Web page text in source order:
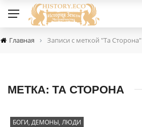
Главная › Записи с меткой "Та Сторона"
МЕТКА: ТА СТОРОНА
БОГИ, ДЕМОНЫ, ЛЮДИ